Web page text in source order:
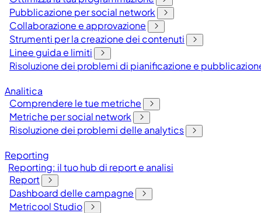
Pubblicazione per social network
Collaborazione e approvazione
Strumenti per la creazione dei contenuti
Linee guida e limiti
Risoluzione dei problemi di pianificazione e
Analitica
Comprendere le tue metriche
Metriche per social network
Risoluzione dei problemi delle analytics
Reporting
Reporting: il tuo hub di report e analisi
Report
Dashboard delle campagne
Metricool Studio